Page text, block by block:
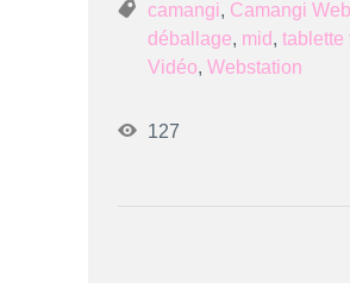
camangi, Camangi
déballage, mid, tablette
Vidéo, Webstation
127